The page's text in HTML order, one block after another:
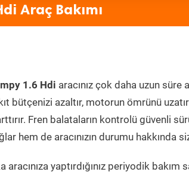
Araç Bakımı
1.6 Hdi aracınız çok daha uzun süre
bütçenizi azaltır, motorun ömrünü
Fren balataların kontrolü güvenli
hem de aracınızın durumu hakkında
aracınıza yaptırdığınız periyodik